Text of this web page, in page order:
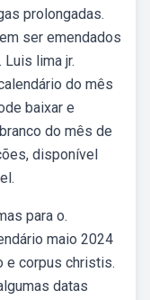
prolongadas.
ser emendados
lima jr.
do mês
baixar e
do mês de
disponível
para o.
maio 2024
e corpus christis.
datas